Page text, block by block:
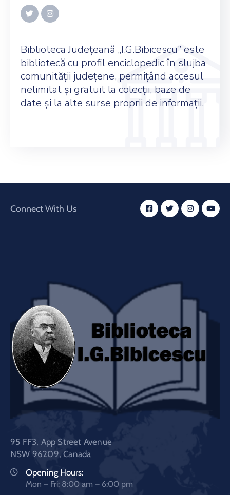
Biblioteca Judeţeană „I.G.Bibicescu” este
bibliotecă cu profil enciclopedic în slujba
comunităţii judeţene, permiţând accesul
nelimitat şi gratuit la colecţii, baze de
date şi la alte surse proprii de informaţii.
Connect With Us
95 FF3, App Street Avenue
NSW 96209, Canada
Opening Hours:
Mon – Fri: 8:00 am – 6:00 pm